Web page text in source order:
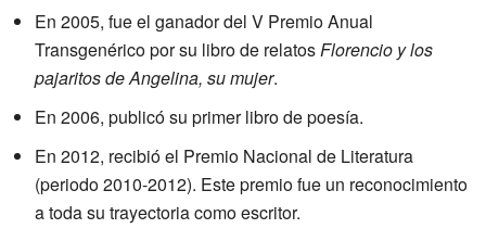
En 2005, fue el ganador del V Premio Anual
Transgenérico por su libro de relatosFlorencio y los
pajaritos de Angelina, su mujer.
En 2006, publicó su primer libro de poesía.
En 2012, recibió el Premio Nacional de Literatura
(periodo 2010-2012). Este premio fue un reconocimiento
a toda su trayectoria como escritor.